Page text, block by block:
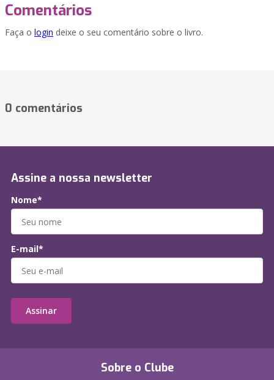
Comentários
Faça o login deixe o seu comentário sobre o livro.
0 comentários
Sobre o Clube
Assine a nossa newsletter
Nome*
E-mail*
Assinar